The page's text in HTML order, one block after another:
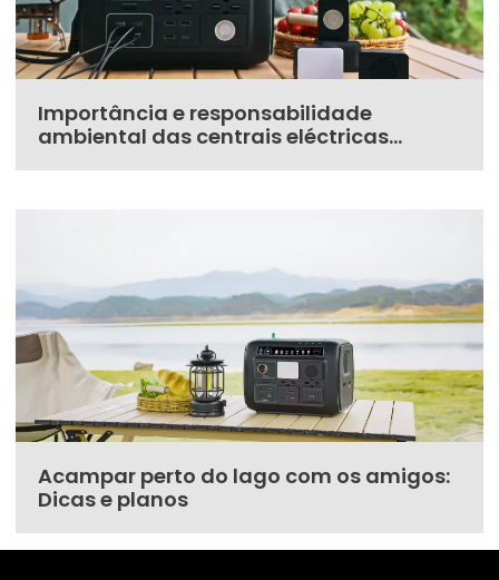
Importância e responsabilidade
ambiental das centrais eléctricas
Acampar perto do lago com os amigos:
Dicas e planos